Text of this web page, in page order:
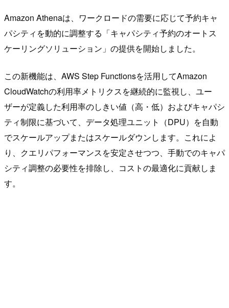
Amazon Athenaは、ワークロードの需要に応じて予約キャ
パシティを動的に調整する「キャパシティ予約のオートス
ケーリングソリューション」の提供を開始しました。
この新機能は、AWS Step Functionsを活用してAmazon
CloudWatchの利用率メトリクスを継続的に監視し、ユー
ザーが定義した利用率のしきい値（高・低）およびキャパシ
ティ制限に基づいて、データ処理ユニット（DPU）を自動
でスケールアップまたはスケールダウンします。これによ
り、クエリパフォーマンスを安定させつつ、手動でのキャパ
シティ調整の必要性を排除し、コストの最適化に貢献しま
す。